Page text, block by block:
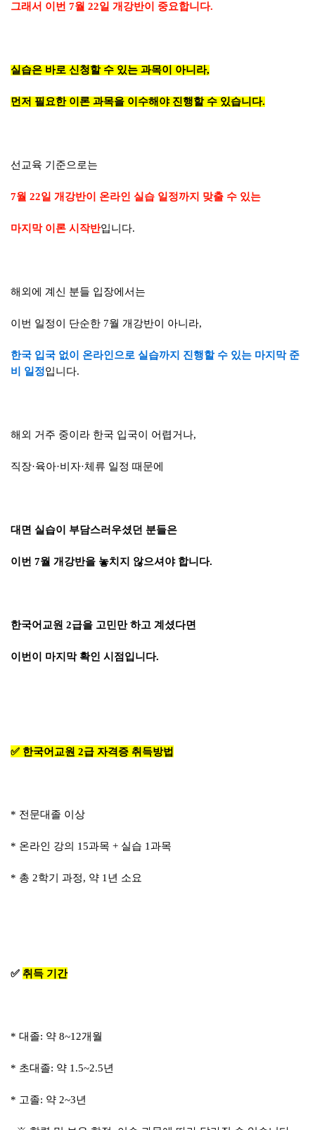
그래서 이번 7월 22일 개강반이 중요합니다.
실습은 바로 신청할 수 있는 과목이 아니라,
먼저 필요한 이론 과목을 이수해야 진행할 수 있습니다.
선교육 기준으로는
7월 22일 개강반이 온라인 실습 일정까지 맞출 수 있는
마지막 이론 시작반입니다.
해외에 계신 분들 입장에서는
이번 일정이 단순한 7월 개강반이 아니라,
한국 입국 없이 온라인으로 실습까지 진행할 수 있는 마지막 준
비 일정입니다.
해외 거주 중이라 한국 입국이 어렵거나,
직장·육아·비자·체류 일정 때문에
대면 실습이 부담스러우셨던 분들은
이번 7월 개강반을 놓치지 않으셔야 합니다.
한국어교원 2급을 고민만 하고 계셨다면
이번이 마지막 확인 시점입니다.
✅ 한국어교원 2급 자격증 취득방법
* 전문대졸 이상
* 온라인 강의 15과목 + 실습 1과목
* 총 2학기 과정, 약 1년 소요
✅ 취득 기간
* 대졸: 약 8~12개월
* 초대졸: 약 1.5~2.5년
* 고졸: 약 2~3년